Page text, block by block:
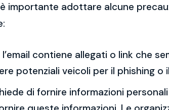
importante adottare alcune
l’email contiene allegati o link che
potenziali veicoli per il phishing o
di fornire informazioni